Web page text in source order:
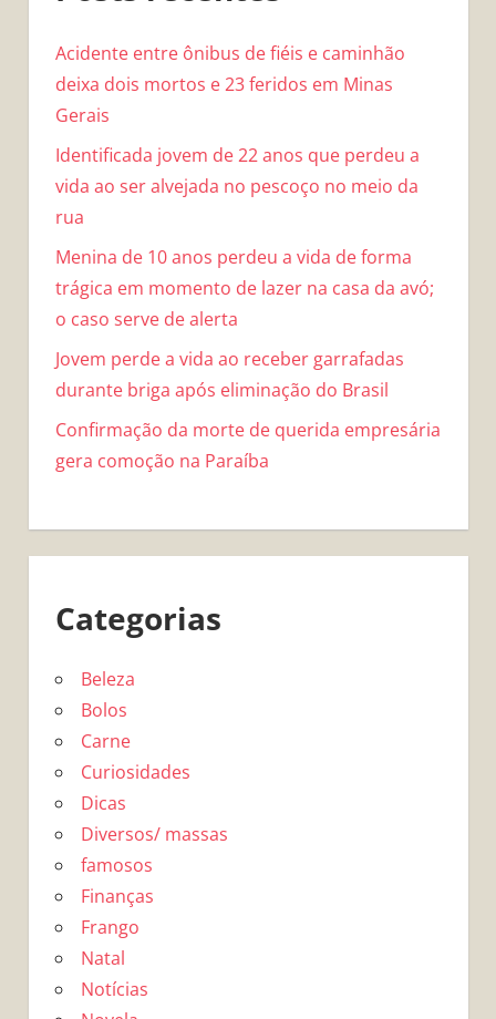
Acidente entre ônibus de fiéis e caminhão
deixa dois mortos e 23 feridos em Minas
Gerais
Identificada jovem de 22 anos que perdeu a
vida ao ser alvejada no pescoço no meio da
rua
Menina de 10 anos perdeu a vida de forma
trágica em momento de lazer na casa da avó;
o caso serve de alerta
Jovem perde a vida ao receber garrafadas
durante briga após eliminação do Brasil
Confirmação da morte de querida empresária
gera comoção na Paraíba
Categorias
Beleza
Bolos
Carne
Curiosidades
Dicas
Diversos/ massas
famosos
Finanças
Frango
Natal
Notícias